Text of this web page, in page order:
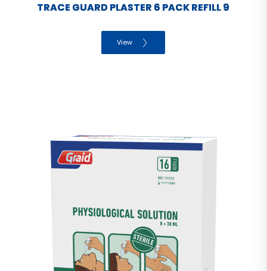
TRACE GUARD PLASTER 6 PACK REFILL 9
View